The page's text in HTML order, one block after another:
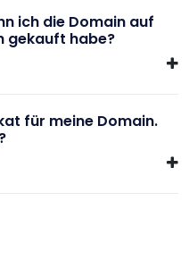
ich die Domain auf
gekauft habe?
für meine Domain.